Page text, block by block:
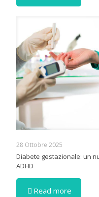
28 Ottobre 2025
Diabete gestazionale: un
ADHD
Read more